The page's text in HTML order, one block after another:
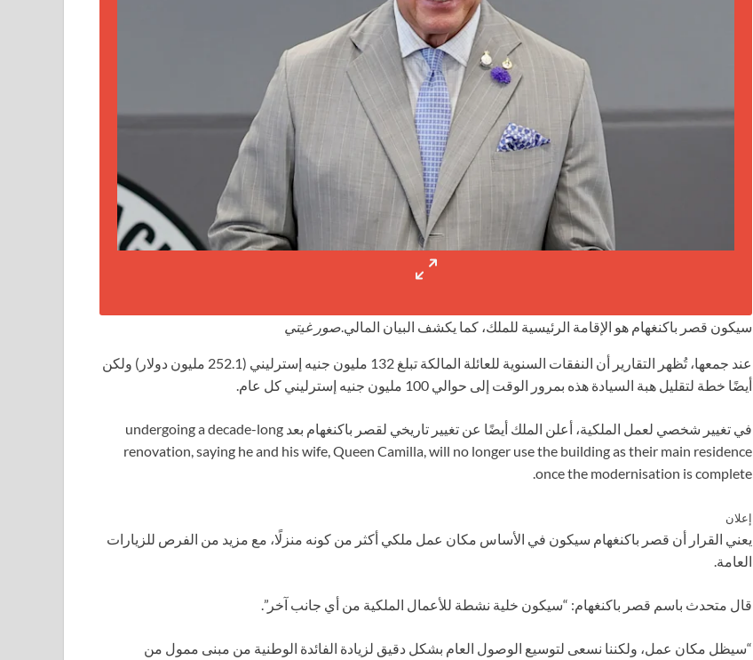
سيكون قصر باكنغهام هو الإقامة الرئيسية للملك، كما يكشف البيان المالي. صور غيتي
عند جمعها، تُظهر التقارير أن النفقات السنوية للعائلة المالكة تبلغ 132 مليون جنيه إسترليني (252.1 مليون دولار) ولكن
أيضًا خطة لتقليل هبة السيادة هذه بمرور الوقت إلى حوالي 100 مليون جنيه إسترليني كل عام.
في تغيير شخصي لعمل الملكية، أعلن الملك أيضًا عن تغيير تاريخي لقصر باكنغهام بعد undergoing a decade-long
renovation, saying he and his wife, Queen Camilla, will no longer use the building as their main residence
once the modernisation is complete.
إعلان
يعني القرار أن قصر باكنغهام سيكون في الأساس مكان عمل ملكي أكثر من كونه منزلًا، مع مزيد من الفرص للزيارات
العامة.
قال متحدث باسم قصر باكنغهام: “سيكون خلية نشطة للأعمال الملكية من أي جانب آخر”.
“سيظل مكان عمل، ولكننا نسعى لتوسيع الوصول العام بشكل دقيق لزيادة الفائدة الوطنية من مبنى ممول من